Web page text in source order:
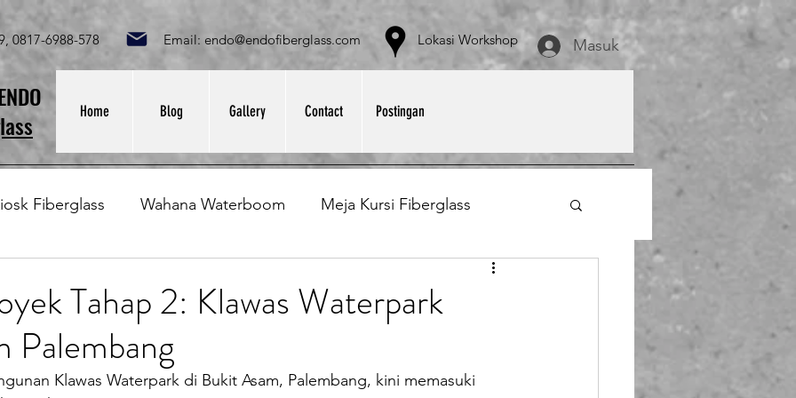
0817-6988-578 Email: endo@endofiberglass.com Lokasi Workshop Masuk
Home Blog Gallery Contact Postingan
Fiberglass Wahana Waterboom Meja Kursi Fiberglass
Payung Parasol
Sampah Fiberglass
Tahap 2: Klawas Waterpark
Palembang
Klawas Waterpark di Bukit Asam, Palembang, kini memasuki